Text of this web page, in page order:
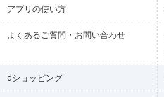
アプリの使い方
よくあるご質問・お問い合わせ
dショッピング